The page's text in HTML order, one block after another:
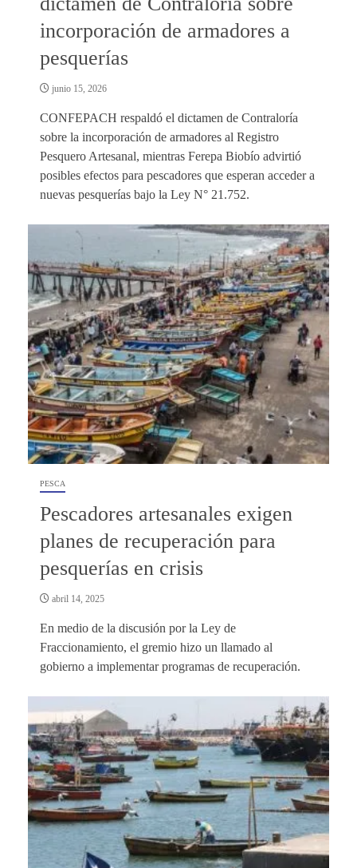
incorporación de armadores a
pesquerías
junio 15, 2026
CONFEPACH respaldó el dictamen de Contraloría
sobre la incorporación de armadores al Registro
Pesquero Artesanal, mientras Ferepa Biobío advirtió
posibles efectos para pescadores que esperan acceder a
nuevas pesquerías bajo la Ley N° 21.752.
PESCA
Pescadores artesanales exigen
planes de recuperación para
pesquerías en crisis
abril 14, 2025
En medio de la discusión por la Ley de
Fraccionamiento, el gremio hizo un llamado al
gobierno a implementar programas de recuperación.